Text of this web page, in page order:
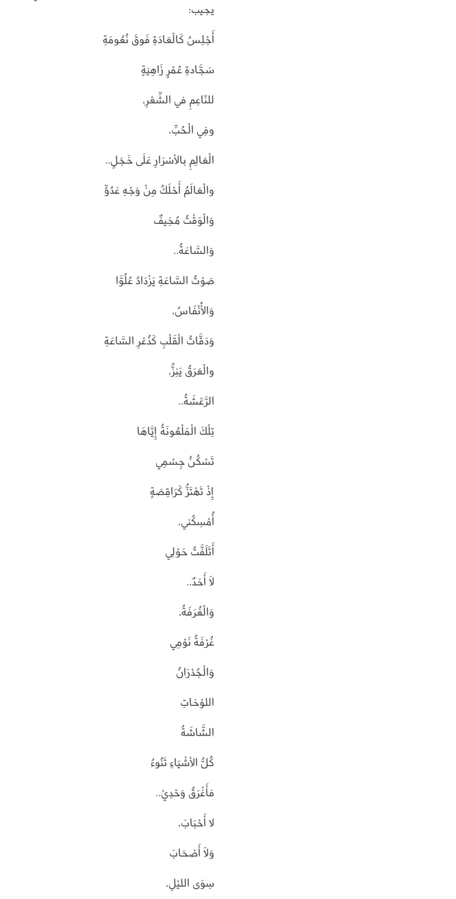
يجيب:
أَجْلِسُ كَالْعَادَةِ فَوقَ نُعُومَةِ
سَجَّادةِ عُمْرٍ زَاهِيَةٍ
للنّاعِمِ في الشِّعْرِ،
وفِي الْحُبِّ،
الْعَالِمِ بالأسْرَارِ عَلَى خَجَلٍ..
والْعَالَمُ أَحْلَكُ مِنْ وَجْهِ عَدُوٍّ
وَالْوَقْتُ مُخِيفٌ
وَالسَّاعَةُ..
صَوْتُ السَّاعَةِ يَزْدَادُ عُلُوَّا
وَالْأَنْفَاسُ،
وَدَقَّاتُ الْقَلْبِ كَذُعْرِ السَّاعَةِ
والْعَرَقُ يَنِزُّ،
الرَّعْشَةُ..
تِلْكَ الْمَلْعُونَةُ إِيَّاهَا
تَسْكُنُ جِسْمِي
إِذْ تَهْتَزُّ كَرَاقِصَةٍ
أُمْسِكُني،
أَتَلَفَّتُ حَوْلِي
لَا أَحَدٌ..
وَالْغُرَفَةُ،
غُرْفَةُ نَوْمِي
وَالْجُدْرَانُ
اللوْحَاتِ
الشَّاشَةُ
كُلُّ الأشْيَاءِ تَنُوءُ
فأَغْرَقُ وَحْدِيْ..
لا أَحْبَابَ،
وَلَا أَصْحَابَ
سِوَى الليْلِ،